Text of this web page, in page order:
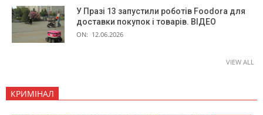
У Празі 13 запустили роботів Foodora для
доставки покупок і товарів. ВІДЕО
ON: 12.06.2026
VIEW ALL
КРИМІНАЛ